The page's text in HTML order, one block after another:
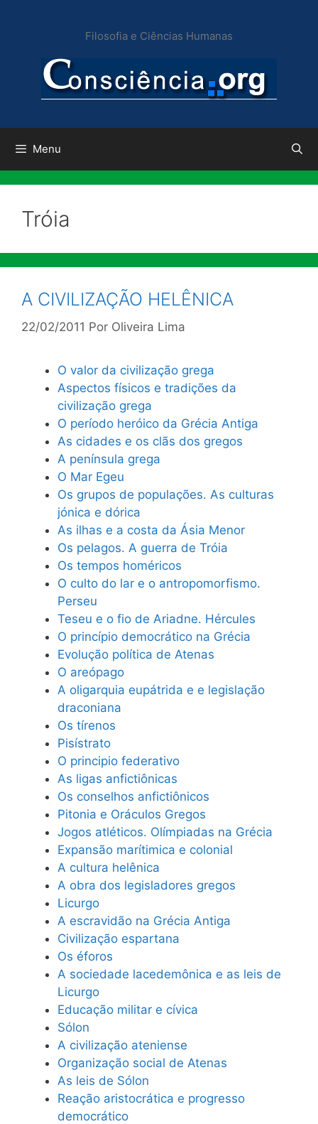
conteúdo
Filosofia e Ciências Humanas
Menu
Tróia
A CIVILIZAÇÃO HELÊNICA
22/02/2011 Por Oliveira Lima
O valor da civilização grega
Aspectos físicos e tradições da
civilização grega
O período heróico da Grécia Antiga
As cidades e os clãs dos gregos
A península grega
O Mar Egeu
Os grupos de populações. As culturas
jónica e dórica
As ilhas e a costa da Ásia Menor
Os pelagos. A guerra de Tróia
Os tempos homéricos
O culto do lar e o antropomorfismo.
Perseu
Teseu e o fio de Ariadne. Hércules
O princípio democrático na Grécia
Evolução política de Atenas
O areópago
A oligarquia eupátrida e e legislação
draconiana
Os tírenos
Pisístrato
O principio federativo
As ligas anfictiônicas
Os conselhos anfictiônicos
Pitonia e Oráculos Gregos
Jogos atléticos. Olímpiadas na Grécia
Expansão marítimica e colonial
A cultura helênica
A obra dos legisladores gregos
Licurgo
A escravidão na Grécia Antiga
Civilização espartana
Os éforos
A sociedade lacedemônica e as leis de
Licurgo
Educação militar e cívica
Sólon
A civilização ateniense
Organização social de Atenas
As leis de Sólon
Reação aristocrática e progresso
democrático